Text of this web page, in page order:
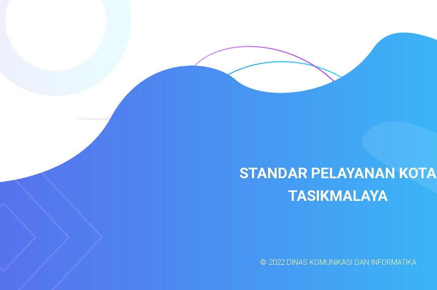
STANDAR PELAYANAN KOTA
TASIKMALAYA
© 2022 DINAS KOMUNIKASI DAN INFORMATIKA